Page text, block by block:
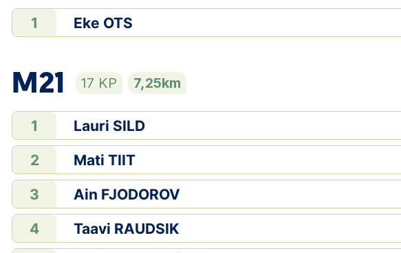
1 Eke OTS
M21 17 KP 7,25km
1 Lauri SILD
2 Mati TIIT
3 Ain FJODOROV
4 Taavi RAUDSIK